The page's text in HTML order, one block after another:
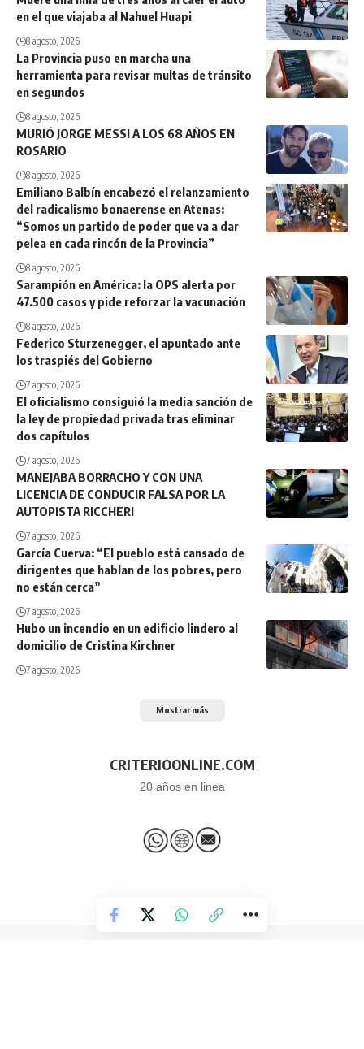
en el que viajaba al Nahuel Huapi
8 agosto, 2026
La Provincia puso en marcha una
herramienta para revisar multas de tránsito
en segundos
8 agosto, 2026
MURIÓ JORGE MESSI A LOS 68 AÑOS EN
ROSARIO
8 agosto, 2026
Emiliano Balbín encabezó el relanzamiento
del radicalismo bonaerense en Atenas:
“Somos un partido de poder que va a dar
pelea en cada rincón de la Provincia”
8 agosto, 2026
Sarampión en América: la OPS alerta por
47.500 casos y pide reforzar la vacunación
8 agosto, 2026
Federico Sturzenegger, el apuntado ante
los traspiés del Gobierno
7 agosto, 2026
El oficialismo consiguió la media sanción de
la ley de propiedad privada tras eliminar
dos capítulos
7 agosto, 2026
MANEJABA BORRACHO Y CON UNA
LICENCIA DE CONDUCIR FALSA POR LA
AUTOPISTA RICCHERI
7 agosto, 2026
García Cuerva: “El pueblo está cansado de
dirigentes que hablan de los pobres, pero
no están cerca”
7 agosto, 2026
Hubo un incendio en un edificio lindero al
domicilio de Cristina Kirchner
7 agosto, 2026
Mostrar más
CRITERIOONLINE.COM
20 años en linea